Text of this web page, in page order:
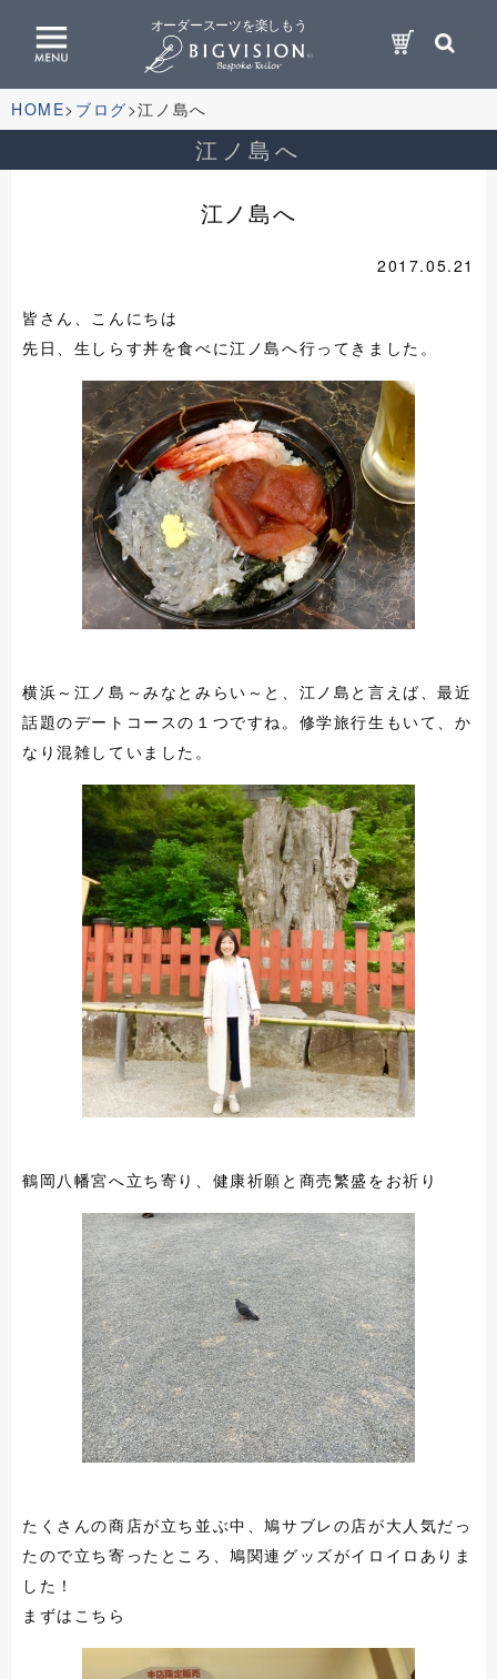
オーダースーツを楽しもう
HOME ブログ 江ノ島へ
江ノ島へ
江ノ島へ
2017.05.21
皆さん、こんにちは
先日、生しらす丼を食べに江ノ島へ行ってきました。
横浜～江ノ島～みなとみらい～と、江ノ島と言えば、最近
話題のデートコースの１つですね。修学旅行生もいて、か
なり混雑していました。
鶴岡八幡宮へ立ち寄り、健康祈願と商売繁盛をお祈り
たくさんの商店が立ち並ぶ中、鳩サブレの店が大人気だっ
たので立ち寄ったところ、鳩関連グッズがイロイロありま
した！
まずはこちら